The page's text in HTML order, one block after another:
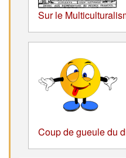
Sur le
Coup de gueule du